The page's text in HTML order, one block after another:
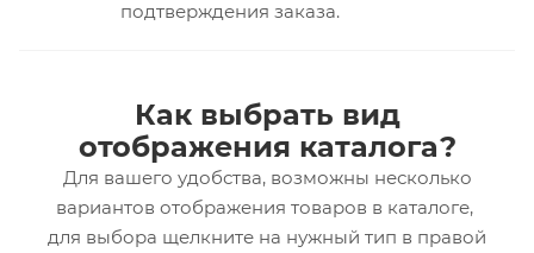
подтверждения заказа.
Как выбрать вид
отображения каталога?
Для вашего удобства, возможны несколько
вариантов отображения товаров в каталоге,
для выбора щелкните на нужный тип в правой